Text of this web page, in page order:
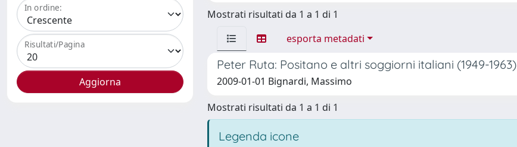
In ordine:
Risultati/Pagina
Mostrati risultati da 1 a 1 di 1
esporta metadati
Peter Ruta: Positano e altri soggiorni italiani (1949-1963)
2009-01-01 Bignardi, Massimo
Mostrati risultati da 1 a 1 di 1
Legenda icone